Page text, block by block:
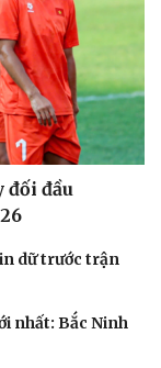
đối đầu
dữ trước trận
nhất: Bắc Ninh